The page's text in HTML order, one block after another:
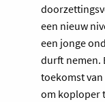
een nieuw
een jonge
durft nemen.
toekomst
om koploper